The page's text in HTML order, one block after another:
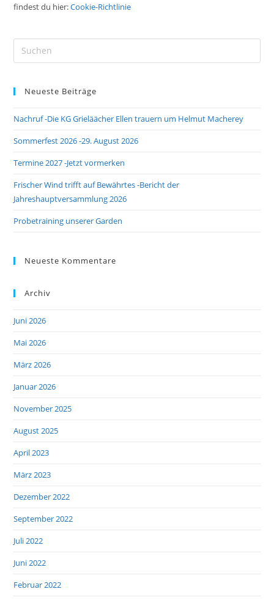
findest du hier:Cookie-Richtlinie
Neueste Beiträge
Nachruf -Die KG Grieläächer Ellen trauern um Helmut Macherey
Sommerfest 2026 -29. August 2026
Termine 2027 -Jetzt vormerken
Frischer Wind trifft auf Bewährtes -Bericht der
Jahreshauptversammlung 2026
Probetraining unserer Garden
Neueste Kommentare
Archiv
Juni 2026
Mai 2026
März 2026
Januar 2026
November 2025
August 2025
April 2023
März 2023
Dezember 2022
September 2022
Juli 2022
Juni 2022
Februar 2022